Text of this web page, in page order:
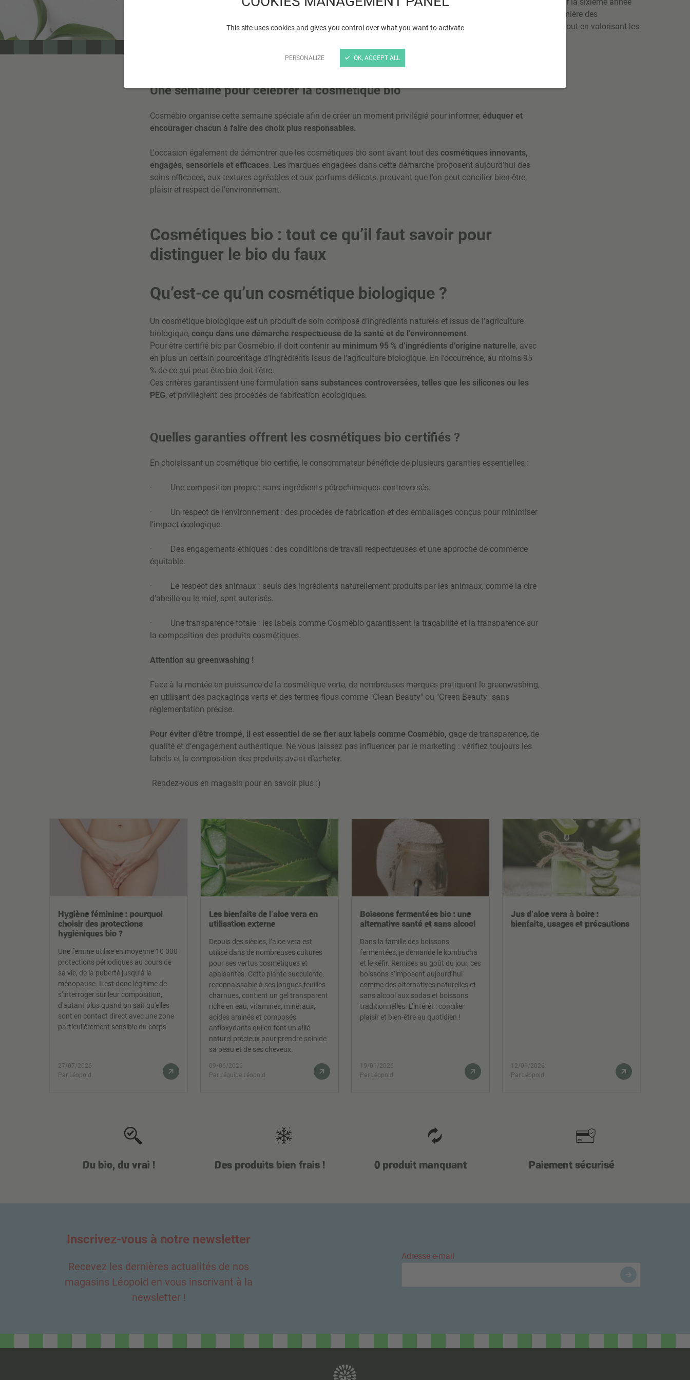
This site uses cookies and gives you control over what you want to activate
PERSONALIZE OK, ACCEPT ALL
consécutive, cet événement incontournable met en lumière des
cosmétiques respectueux de la peau et de la planète, tout en valorisant les
Une semaine pour célébrer la cosmétique bio
Cosmébio organise cette semaine spéciale afin de créer un moment privilégié pour informer, éduquer et
encourager chacun à faire des choix plus responsables.
L'occasion également de démontrer que les cosmétiques bio sont avant tout des cosmétiques innovants,
engagés, sensoriels et efficaces. Les marques engagées dans cette démarche proposent aujourd’hui des
soins efficaces, aux textures agréables et aux parfums délicats, prouvant que l’on peut concilier bien-être,
plaisir et respect de l’environnement.
Cosmétiques bio : tout ce qu’il faut savoir pour
distinguer le bio du faux
Qu’est-ce qu’un cosmétique biologique ?
Un cosmétique biologique est un produit de soin composé d’ingrédients naturels et issus de l’agriculture
biologique, conçu dans une démarche respectueuse de la santé et de l’environnement.
Pour être certifié bio par Cosmébio, il doit contenir au minimum 95 % d’ingrédients d’origine naturelle, avec
en plus un certain pourcentage d’ingrédients issus de l’agriculture biologique. En l’occurrence, au moins 95
% de ce qui peut être bio doit l’être.
Ces critères garantissent une formulation sans substances controversées, telles que les silicones ou les
PEG, et privilégient des procédés de fabrication écologiques.
Quelles garanties offrent les cosmétiques bio certifiés ?
En choisissant un cosmétique bio certifié, le consommateur bénéficie de plusieurs garanties essentielles :
· Une composition propre : sans ingrédients pétrochimiques controversés.
· Un respect de l’environnement : des procédés de fabrication et des emballages conçus pour minimiser
l’impact écologique.
· Des engagements éthiques : des conditions de travail respectueuses et une approche de commerce
équitable.
· Le respect des animaux : seuls des ingrédients naturellement produits par les animaux, comme la cire
d’abeille ou le miel, sont autorisés.
· Une transparence totale : les labels comme Cosmébio garantissent la traçabilité et la transparence sur
la composition des produits cosmétiques.
Attention au greenwashing !
Face à la montée en puissance de la cosmétique verte, de nombreuses marques pratiquent le greenwashing,
en utilisant des packagings verts et des termes flous comme "Clean Beauty" ou "Green Beauty" sans
réglementation précise.
Pour éviter d’être trompé, il est essentiel de se fier aux labels comme Cosmébio, gage de transparence, de
qualité et d’engagement authentique. Ne vous laissez pas influencer par le marketing : vérifiez toujours les
labels et la composition des produits avant d’acheter.
Rendez-vous en magasin pour en savoir plus :)
Hygiène féminine : pourquoi
choisir des protections
hygiéniques bio ?
Une femme utilise en moyenne 10 000
protections périodiques au cours de
sa vie, de la puberté jusqu’à la
ménopause. Il est donc légitime de
s’interroger sur leur composition,
d'autant plus quand on sait qu'elles
sont en contact direct avec une zone
particulièrement sensible du corps.
27/07/2026
Par Léopold
Les bienfaits de l’aloe vera en
utilisation externe
Depuis des siècles, l’aloe vera est
utilisé dans de nombreuses cultures
pour ses vertus cosmétiques et
apaisantes. Cette plante succulente,
reconnaissable à ses longues feuilles
charnues, contient un gel transparent
riche en eau, vitamines, minéraux,
acides aminés et composés
antioxydants qui en font un allié
naturel précieux pour prendre soin de
sa peau et de ses cheveux.
09/06/2026
Par L'équipe Léopold
Boissons fermentées bio : une
alternative santé et sans alcool
Dans la famille des boissons
fermentées, je demande le kombucha
et le kéfir. Remises au goût du jour, ces
boissons s’imposent aujourd’hui
comme des alternatives naturelles et
sans alcool aux sodas et boissons
traditionnelles. L’intérêt : concilier
plaisir et bien-être au quotidien !
19/01/2026
Par Léopold
Jus d’aloe vera à boire :
bienfaits, usages et précautions
12/01/2026
Par Léopold
Du bio, du vrai ! Des produits bien frais ! 0 produit manquant Paiement sécurisé
Inscrivez-vous à notre newsletter
Recevez les dernières actualités de nos
magasins Léopold en vous inscrivant à la
newsletter !
Adresse e-mail